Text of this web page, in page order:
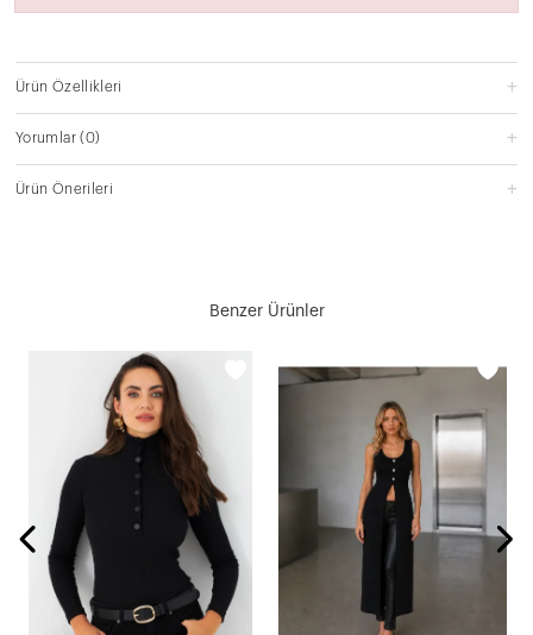
Ürün Özellikleri
Yorumlar(0)
Ürün Önerileri
Benzer Ürünler